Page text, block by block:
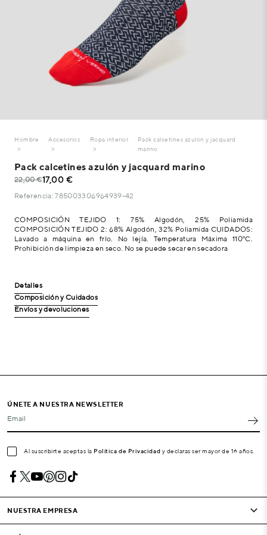
Hombre Accesorios Ropa interior
Pack calcetines azulón y jacquard
marino
Pack calcetines azulón y jacquard marino
22,00 €17,00 €
Referencia: 785003306964939-42
COMPOSICIÓN TEJIDO 1: 75% Algodón, 25% Poliamida
COMPOSICIÓN TEJIDO 2: 68% Algodón, 32% Poliamida CUIDADOS:
Lavado a máquina en frío. No lejía. Temperatura Máxima 110ºC.
Prohibición de limpieza en seco. No se puede secar en secadora
Detalles
Composición y Cuidados
Envíos y devoluciones
ÚNETE A NUESTRA NEWSLETTER
Email
Al suscribirte aceptas la Política de Privacidad y declaras ser mayor de 16 años.
NUESTRA EMPRESA